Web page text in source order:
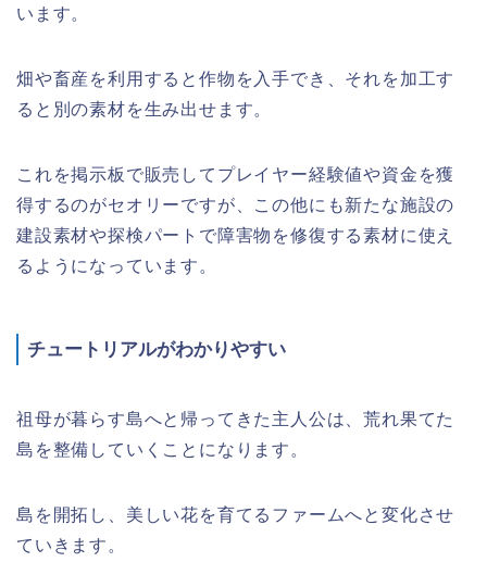
います。
畑や畜産を利用すると作物を入手でき、それを加工す
ると 別の素材を生み出せます。
これを掲示板で販売 してプレイヤー経験値や資金を獲
得するのがセオリーですが、この他にも新たな施設の
建設素材や探検パートで障害物を修復する素材に使え
るようになっています。
チュートリアルがわかりやすい
祖母が暮らす島へと帰ってきた主人公は、荒れ果てた
島を整備していくことになります。
島を開拓し、美しい花を育てるファームへと変化させ
ていきます。